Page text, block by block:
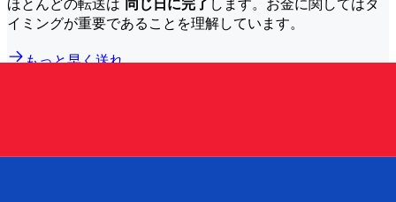
イミングが重要であることを理解しています。
もっと早く送れ